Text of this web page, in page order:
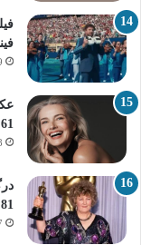
61 سالگی + بیوگرافی
81 سالگی